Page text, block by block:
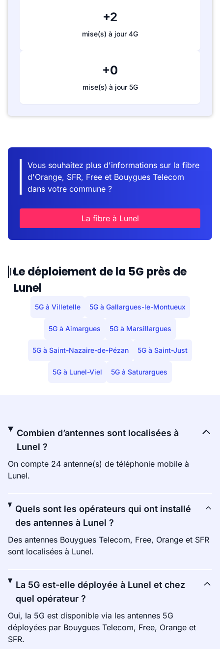
+2
mise(s) à jour 4G
+0
mise(s) à jour 5G
Vous souhaitez plus d'informations sur la fibre
d'Orange, SFR, Free et Bouygues Telecom
dans votre commune ?
La fibre à Lunel
Le déploiement de la 5G près de
Lunel
5G à Villetelle 5G à Gallargues-le-Montueux
5G à Aimargues 5G à Marsillargues
5G à Saint-Nazaire-de-Pézan 5G à Saint-Just
5G à Lunel-Viel 5G à Saturargues
Combien d’antennes sont localisées à
Lunel ?
On compte 24 antenne(s) de téléphonie mobile à
Lunel.
Quels sont les opérateurs qui ont installé
des antennes à Lunel ?
Des antennes Bouygues Telecom, Free, Orange et SFR
sont localisées à Lunel.
La 5G est-elle déployée à Lunel et chez
quel opérateur ?
Oui, la 5G est disponible via les antennes 5G
déployées par Bouygues Telecom, Free, Orange et
SFR.